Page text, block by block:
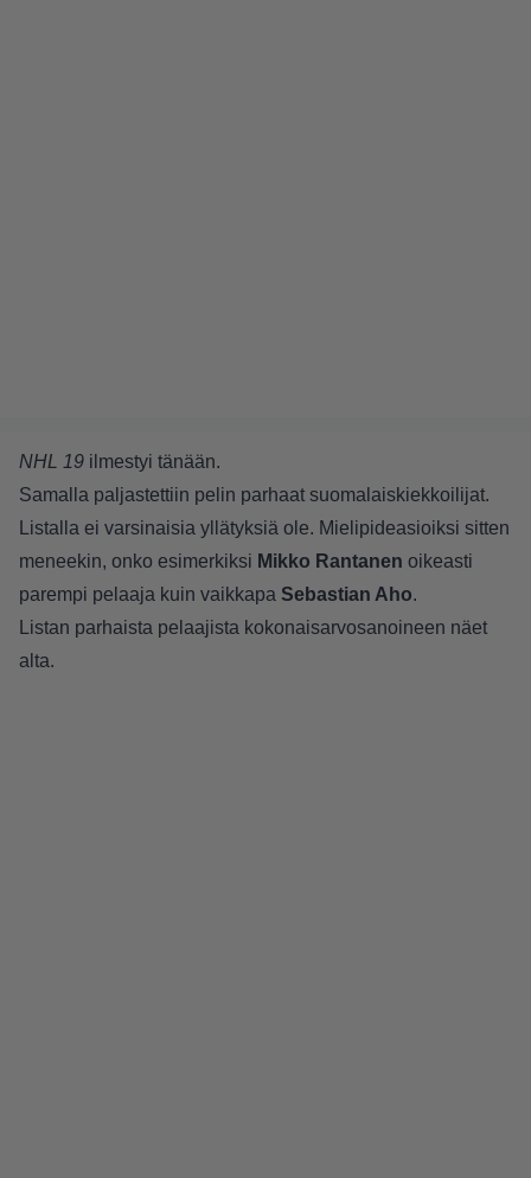
NHL 19 ilmestyi tänään.
Samalla paljastettiin pelin parhaat suomalaiskiekkoilijat.
Listalla ei varsinaisia yllätyksiä ole. Mielipideasioiksi sitten
meneekin, onko esimerkiksi Mikko Rantanen oikeasti
parempi pelaaja kuin vaikkapa Sebastian Aho.
Listan parhaista pelaajista kokonaisarvosanoineen näet
alta.